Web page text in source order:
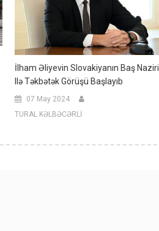
İlham Əliyevin Slovakiyanın Baş Naziri
Ilə Təkbətək Görüşü Başlayıb
07 May 2024
TURAL KƏLBƏCƏRLİ